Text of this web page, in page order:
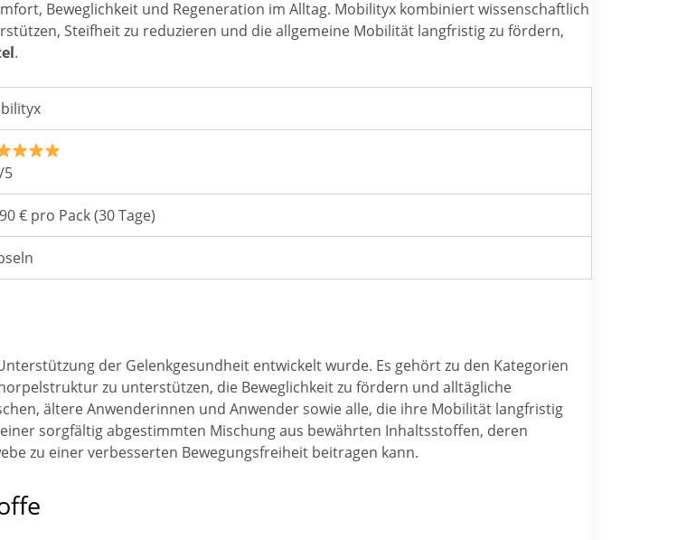
Beweglichkeit und Regeneration im Alltag. Mobilityx kombiniert wissenschaftlich
Steifheit zu reduzieren und die allgemeine Mobilität langfristig zu fördern,
.
5
€ pro Pack (30 Tage)
der Gelenkgesundheit entwickelt wurde. Es gehört zu den Kategorien
zu unterstützen, die Beweglichkeit zu fördern und alltägliche
ältere Anwenderinnen und Anwender sowie alle, die ihre Mobilität langfristig
sorgfältig abgestimmten Mischung aus bewährten Inhaltsstoffen, deren
zu einer verbesserten Bewegungsfreiheit beitragen kann.